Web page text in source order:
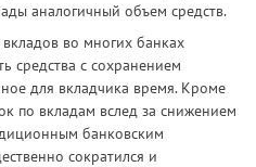
аналогичный объем средств.
во многих банках
средства с сохранением
для вкладчика время. Кроме
по вкладам вслед за снижением
банковским
сократился и